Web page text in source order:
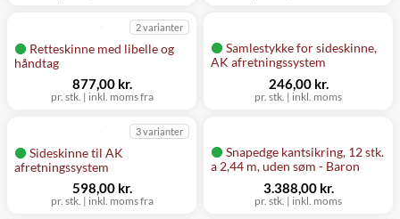
Retteskinne med libelle og
håndtag
2 varianter
pr. stk. | inkl. moms fra
877,00 kr.
Samlestykke for sideskinne,
AK afretningssystem
pr. stk. | inkl. moms
246,00 kr.
Sideskinne til AK
afretningssystem
3 varianter
pr. stk. | inkl. moms fra
598,00 kr.
Snapedge kantsikring, 12 stk.
a 2,44 m, uden søm - Baron
pr. stk. | inkl. moms
3.388,00 kr.